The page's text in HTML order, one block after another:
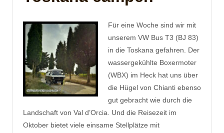
Für eine Woche sind wir mit
unserem VW Bus T3 (BJ 83)
in die Toskana gefahren. Der
wassergekühlte Boxermoter
(WBX) im Heck hat uns über
die Hügel von Chianti ebenso
gut gebracht wie durch die
Landschaft von Val d’Orcia. Und die Reisezeit im
Oktober bietet viele einsame Stellplätze mit